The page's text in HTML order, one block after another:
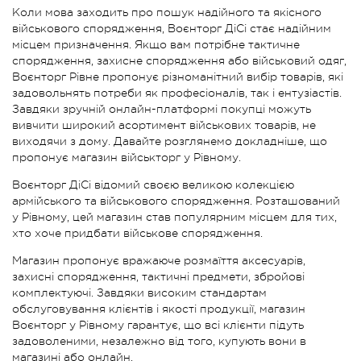
Коли мова заходить про пошук надійного та якісного
військового спорядження, Воєнторг ДіСі стає надійним
місцем призначення. Якщо вам потрібне тактичне
спорядження, захисне спорядження або військовий одяг,
Воєнторг Рівне пропонує різноманітний вибір товарів, які
задовольнять потреби як професіоналів, так і ентузіастів.
Завдяки зручній онлайн-платформі покупці можуть
вивчити широкий асортимент військових товарів, не
виходячи з дому. Давайте розглянемо докладніше, що
пропонує магазин військторг у Рівному.
Воєнторг ДіСі відомий своєю великою колекцією
армійського та військового спорядження. Розташований
у Рівному, цей магазин став популярним місцем для тих,
хто хоче придбати військове спорядження.
Магазин пропонує вражаюче розмаїття аксесуарів,
захисні спорядження, тактичні предмети, збройові
комплектуючі. Завдяки високим стандартам
обслуговування клієнтів і якості продукції, магазин
Воєнторг у Рівному гарантує, що всі клієнти підуть
задоволеними, незалежно від того, купують вони в
магазині або онлайн.